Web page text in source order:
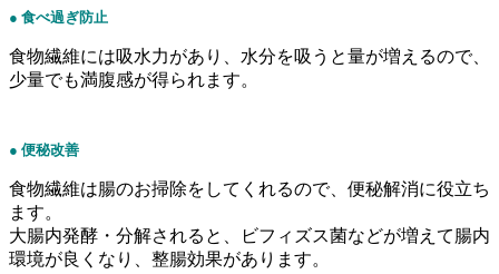
● 食べ過ぎ防止
食物繊維には吸水力があり、水分を吸うと量が増えるので、
少量でも満腹感が得られます。
● 便秘改善
食物繊維は腸のお掃除をしてくれるので、便秘解消に役立ち
ます。
大腸内発酵・分解されると、ビフィズス菌などが増えて腸内
環境が良くなり、整腸効果があります。